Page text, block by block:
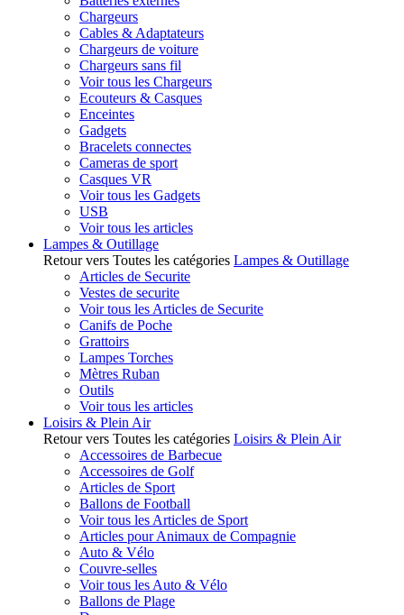
Chargeurs
Cables & Adaptateurs
Chargeurs de voiture
Chargeurs sans fil
Voir tous les Chargeurs
Ecouteurs & Casques
Enceintes
Gadgets
Bracelets connectes
Cameras de sport
Casques VR
Voir tous les Gadgets
USB
Voir tous les articles
Lampes & Outillage
Retour vers Toutes les catégories Lampes & Outillage
Articles de Securite
Vestes de securite
Voir tous les Articles de Securite
Canifs de Poche
Grattoirs
Lampes Torches
Mètres Ruban
Outils
Voir tous les articles
Loisirs & Plein Air
Retour vers Toutes les catégories Loisirs & Plein Air
Accessoires de Barbecue
Accessoires de Golf
Articles de Sport
Ballons de Football
Voir tous les Articles de Sport
Articles pour Animaux de Compagnie
Auto & Vélo
Couvre-selles
Voir tous les Auto & Vélo
Ballons de Plage